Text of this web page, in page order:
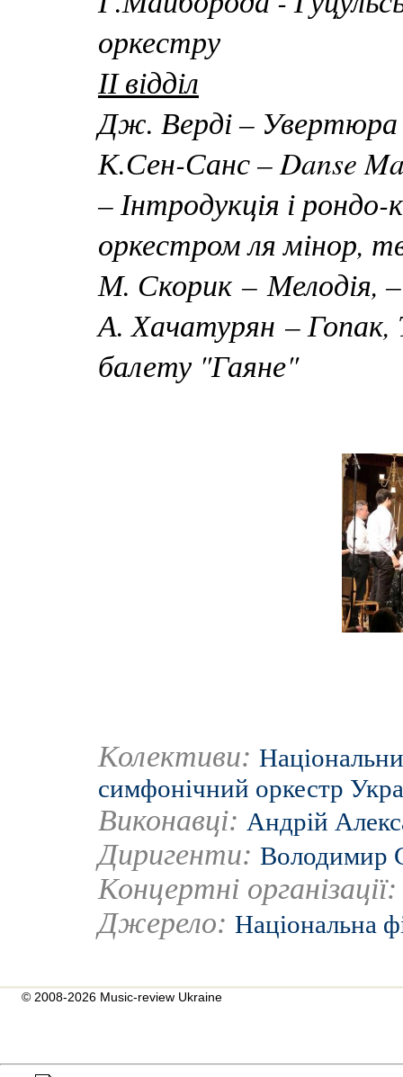
оркестру
ІІ відділ
Дж. Верді – Увертюра
К.Сен-Санс – Danse
– Інтродукція і рондо-
оркестром ля мінор,
М. Скорик – Мелодія,
А. Хачатурян – Гопак,
балету "Гаяне"
Колективи:
симфонічний оркестр
Виконавці: Андрій
Диригенти: Володимир
Концертні
Джерело: Національна
© 2008-2026 Music-review Ukraine